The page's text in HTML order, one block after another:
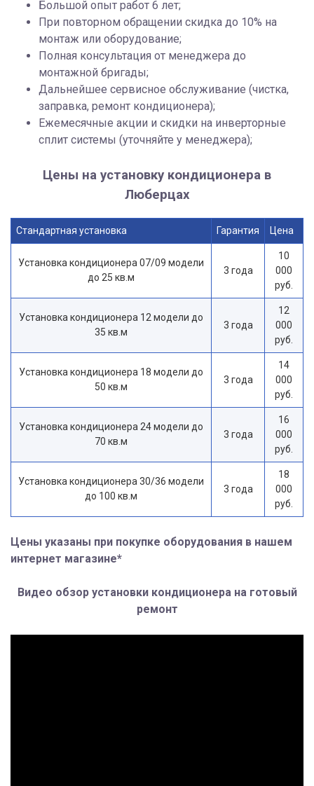
Большой опыт работ 6 лет;
При повторном обращении скидка до 10% на
монтаж или оборудование;
Полная консультация от менеджера до
монтажной бригады;
Дальнейшее сервисное обслуживание (чистка,
заправка, ремонт кондиционера);
Ежемесячные акции и скидки на инверторные
сплит системы (уточняйте у менеджера);
Цены на установку кондиционера в
Люберцах
Стандартная установка Гарантия Цена
Установка кондиционера 07/09 модели
до 25 кв.м
3 года
10
000
руб.
Установка кондиционера 12 модели до
35 кв.м
3 года
12
000
руб.
Установка кондиционера 18 модели до
50 кв.м
3 года
14
000
руб.
Установка кондиционера 24 модели до
70 кв.м
3 года
16
000
руб.
Установка кондиционера 30/36 модели
до 100 кв.м
3 года
18
000
руб.
Цены указаны при покупке оборудования в нашем
интернет магазине*
Видео обзор установки кондиционера на готовый
ремонт